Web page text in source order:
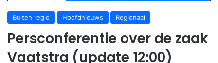
Buiten regio Hoofdnieuws Regionaal
Persconferentie over de zaak
Vaatstra (update 12:00)